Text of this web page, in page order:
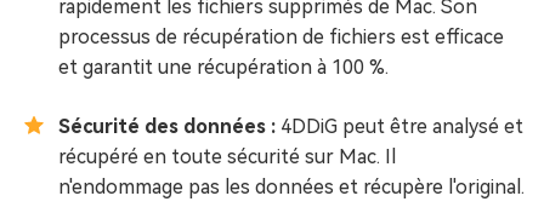
rapidement les fichiers supprimés de Mac. Son
processus de récupération de fichiers est efficace
et garantit une récupération à 100 %.
Sécurité des données : 4DDiG peut être analysé et
récupéré en toute sécurité sur Mac. Il
n'endommage pas les données et récupère l'original.